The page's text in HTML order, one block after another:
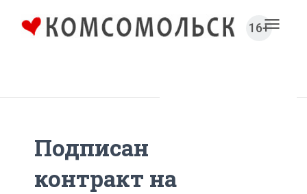
16+
Подписан
контракт на